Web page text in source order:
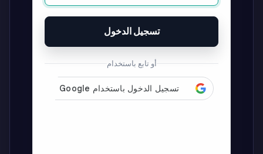
تسجيل الدخول
أو تابع باستخدام